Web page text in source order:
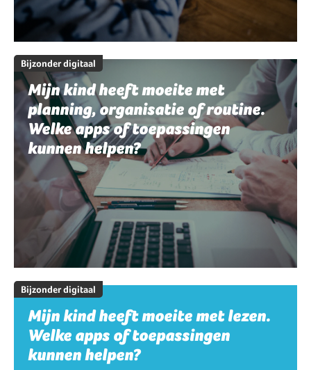
Bijzonder digitaal
Mijn kind heeft moeite met
planning, organisatie of routine.
Welke apps of toepassingen
kunnen helpen?
Bijzonder digitaal
Mijn kind heeft moeite met lezen.
Welke apps of toepassingen
kunnen helpen?